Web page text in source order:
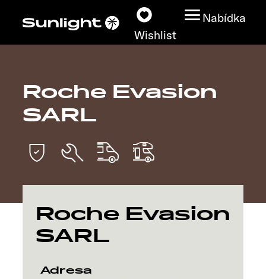
Wishlist
Nabídka
Modely
Vyhledávač prodejců
Servis
Roche Evasion
SARL
Roche Evasion
SARL
Adresa